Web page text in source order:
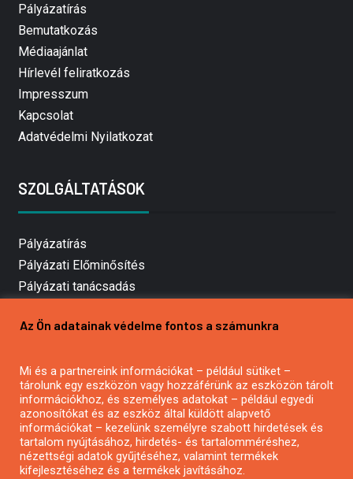
Pályázatírás
Bemutatkozás
Médiaajánlat
Hírlevél feliratkozás
Impresszum
Kapcsolat
Adatvédelmi Nyilatkozat
SZOLGÁLTATÁSOK
Pályázatírás
Pályázati Előminősítés
Pályázati tanácsadás
Mezőgazdasági pályázatírás
Pályázatírás civil szervezeteknek
Pályázatírás önkormányzatoknak
Pályázatfigyelés
Specifikus pályázatfigyelés vagy hírlevél
Az Ön adatainak védelme fontos a számunkra
Mi és a partnereink információkat – például sütiket –
tárolunk egy eszközön vagy hozzáférünk az eszközön tárolt
információkhoz, és személyes adatokat – például egyedi
azonosítókat és az eszköz által küldött alapvető
információkat – kezelünk személyre szabott hirdetések és
tartalom nyújtásához, hirdetés- és tartalomméréshez,
nézettségi adatok gyűjtéséhez, valamint termékek
kifejlesztéséhez és a termékek javításához.